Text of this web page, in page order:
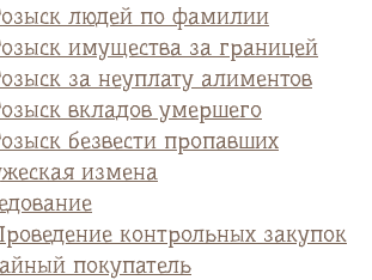
людей по фамилии
имущества за границей
за неуплату алиментов
вкладов умершего
безвести пропавших
измена
контрольных закупок
покупатель